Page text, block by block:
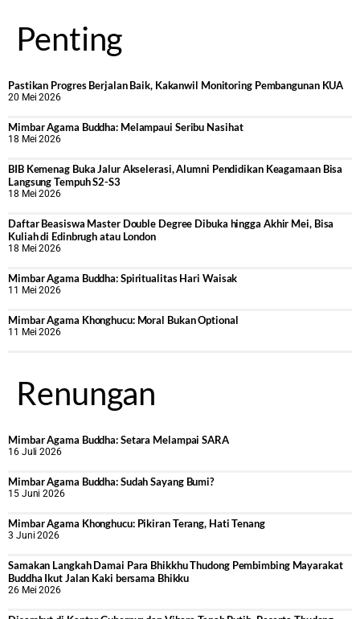
Penting
Pastikan Progres Berjalan Baik, Kakanwil Monitoring Pembangunan KUA
20 Mei 2026
Mimbar Agama Buddha: Melampaui Seribu Nasihat
18 Mei 2026
BIB Kemenag Buka Jalur Akselerasi, Alumni Pendidikan Keagamaan Bisa
Langsung Tempuh S2-S3
18 Mei 2026
Daftar Beasiswa Master Double Degree Dibuka hingga Akhir Mei, Bisa
Kuliah di Edinbrugh atau London
18 Mei 2026
Mimbar Agama Buddha: Spiritualitas Hari Waisak
11 Mei 2026
Mimbar Agama Khonghucu: Moral Bukan Optional
11 Mei 2026
Renungan
Mimbar Agama Buddha: Setara Melampai SARA
16 Juli 2026
Mimbar Agama Buddha: Sudah Sayang Bumi?
15 Juni 2026
Mimbar Agama Khonghucu: Pikiran Terang, Hati Tenang
3 Juni 2026
Samakan Langkah Damai Para Bhikkhu Thudong Pembimbing Mayarakat
Buddha Ikut Jalan Kaki bersama Bhikku
26 Mei 2026